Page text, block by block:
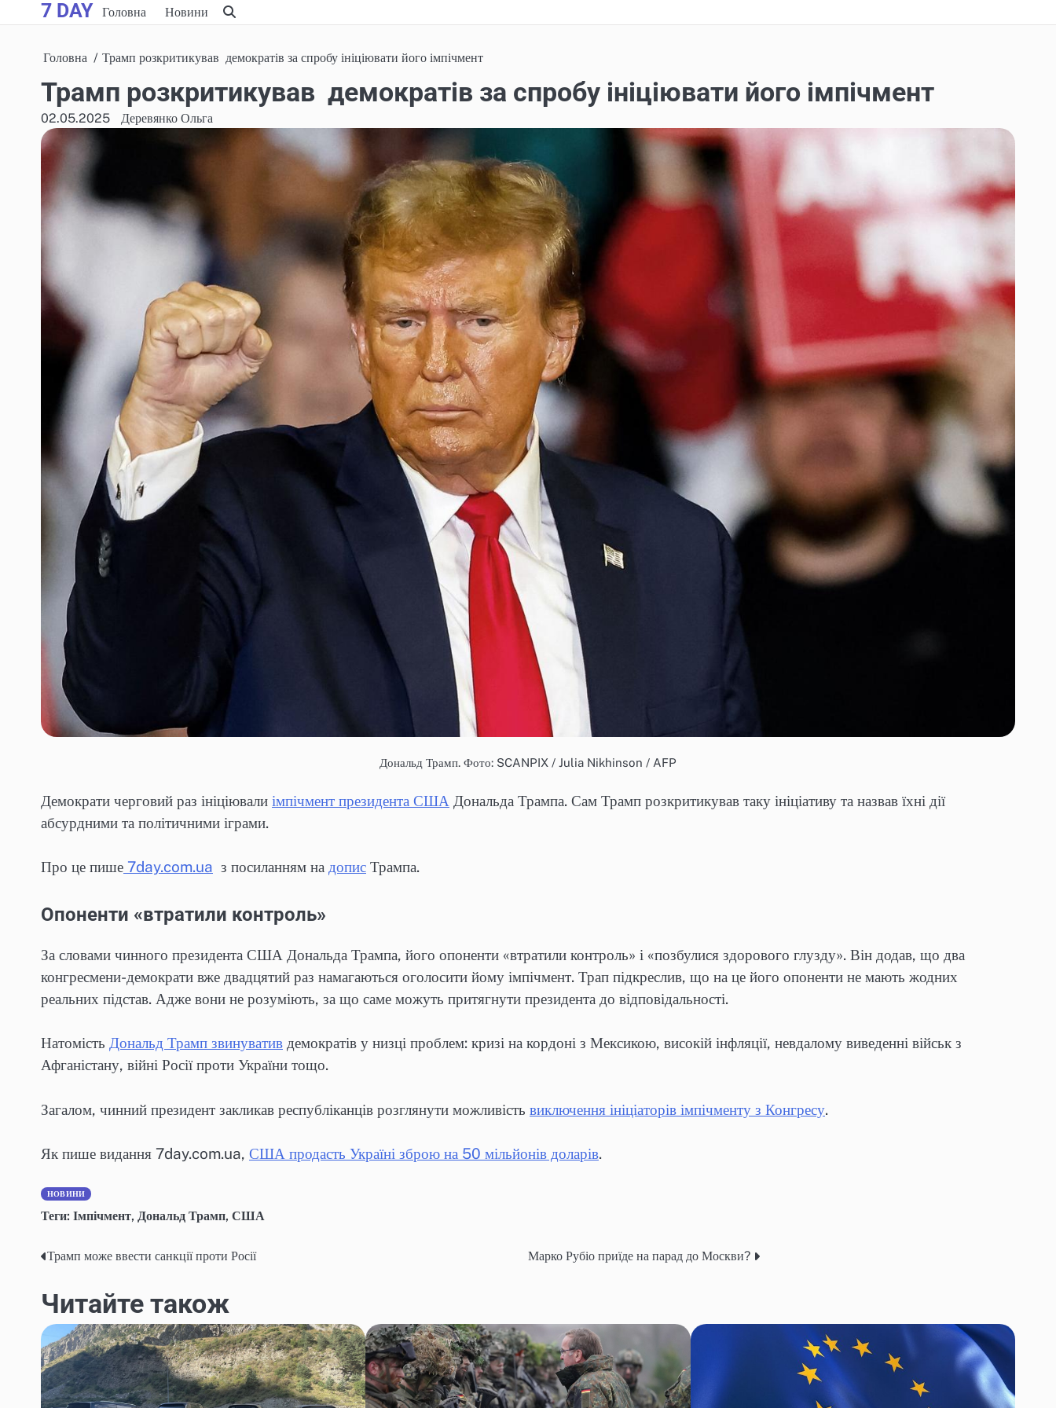
to
7 DAY Головна Новини
Головна Трамп розкритикував демократів за спробу ініціювати його імпічмент
Трамп розкритикував демократів за спробу ініціювати його імпічмент
02.05.2025 Деревянко Ольга
Дональд Трамп. Фото: SCANPIX / Julia Nikhinson / AFP
Демократи черговий раз ініціювали імпічмент президента США Дональда Трампа. Сам Трамп розкритикував таку ініціативу та назвав їхні дії
абсурдними та політичними іграми.
Про це пише 7day.com.ua з посиланням на допис Трампа.
Опоненти «втратили контроль»
За словами чинного президента США Дональда Трампа, його опоненти «втратили контроль» і «позбулися здорового глузду». Він додав, що два
конгресмени-демократи вже двадцятий раз намагаються оголосити йому імпічмент. Трап підкреслив, що на це його опоненти не мають жодних
реальних підстав. Адже вони не розуміють, за що саме можуть притягнути президента до відповідальності.
Натомість Дональд Трамп звинуватив демократів у низці проблем: кризі на кордоні з Мексикою, високій інфляції, невдалому виведенні військ з
Афганістану, війні Росії проти України тощо.
Загалом, чинний президент закликав республіканців розглянути можливість виключення ініціаторів імпічменту з Конгресу.
Як пише видання 7day.com.ua, США продасть Україні зброю на 50 мільйонів доларів.
НОВИНИ
Теги: Імпічмент, Дональд Трамп, США
Навігація
записів
Трамп може ввести санкції проти Росії Марко Рубіо приїде на парад до Москви?
Читайте також